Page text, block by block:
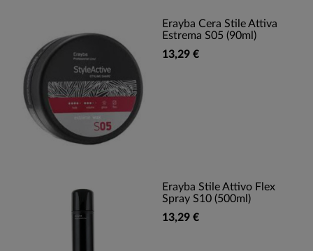
Erayba Cera Stile Attiva
Estrema S05 (90ml)
13,29 €
Erayba Stile Attivo Flex
Spray S10 (500ml)
13,29 €